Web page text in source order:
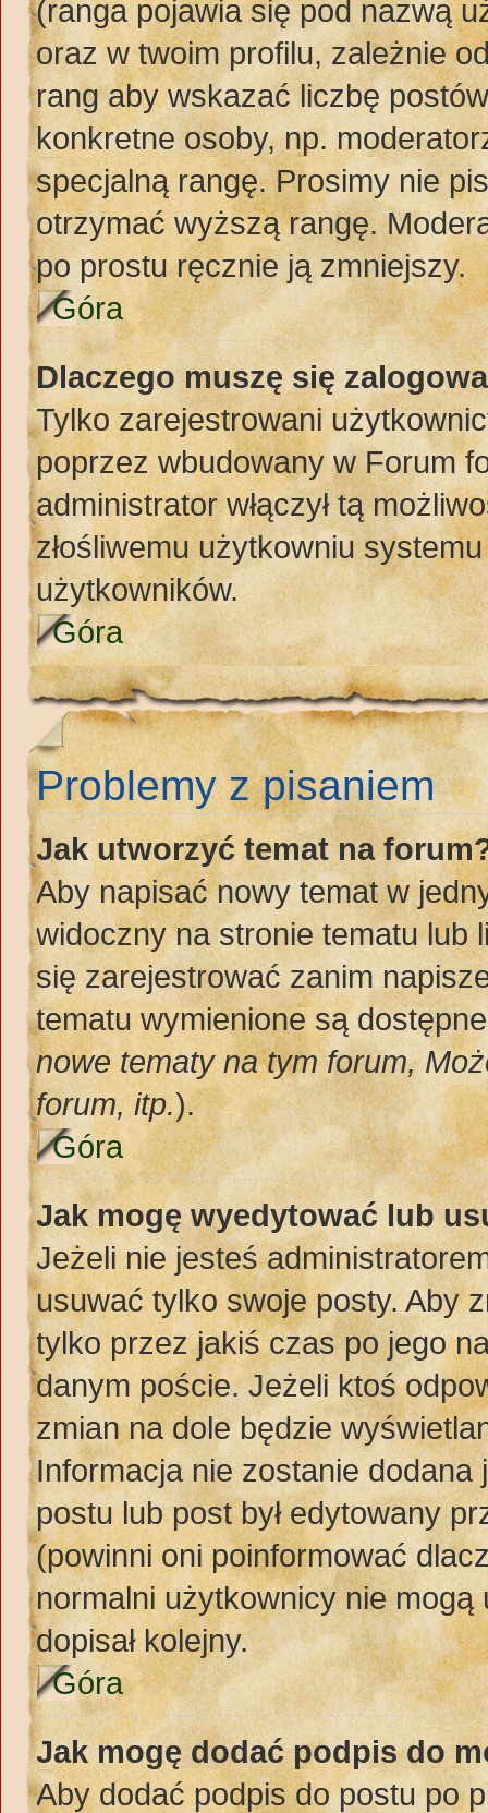
(ranga pojawia się pod nazwą
oraz w twoim profilu, zależnie
rang aby wskazać liczbę
konkretne osoby, np.
specjalną rangę. Prosimy nie
otrzymać wyższą rangę.
po prostu ręcznie ją zmniejszy.
Góra
Dlaczego muszę się
Tylko zarejestrowani
poprzez wbudowany w Forum
administrator włączył tą
złośliwemu użytkowniu
użytkowników.
Góra
Problemy z pisaniem
Jak utworzyć temat na
Aby napisać nowy temat w
widoczny na stronie tematu lub
się zarejestrować zanim
tematu wymienione są
nowe tematy na tym forum,
forum, itp.).
Góra
Jak mogę wyedytować lub
Jeżeli nie jesteś
usuwać tylko swoje posty. Aby
tylko przez jakiś czas po jego
danym poście. Jeżeli ktoś
zmian na dole będzie
Informacja nie zostanie dodana
postu lub post był edytowany
(powinni oni poinformować
normalni użytkownicy nie
dopisał kolejny.
Góra
Jak mogę dodać podpis do
Aby dodać podpis do postu po